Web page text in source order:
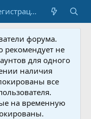
Регистрация
форума.
рекомендует не
для одного
наличия
все
на временную